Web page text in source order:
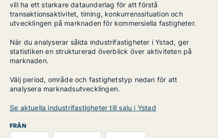
vill ha ett starkare dataunderlag för att förstå
transaktionsaktivitet, timing, konkurrenssituation och
utvecklingen på marknaden för kommersiella fastigheter.
När du analyserar sålda industrifastigheter i Ystad, ger
statistiken en strukturerad överblick över aktiviteten på
marknaden.
Välj period, område och fastighetstyp nedan för att
analysera marknadsutvecklingen.
Se aktuella industrifastigheter till salu i Ystad
FRÅN